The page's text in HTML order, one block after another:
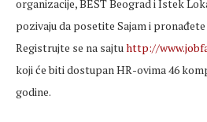
organizacije, BEST Beograd i Istek
pozivaju da posetite Sajam i
Registrujte se na sajtuhttp://
koji će biti dostupan HR-ovima 46
godine.